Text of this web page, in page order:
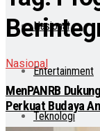
Nasional
Entertainment
Teknologi
Nasional
MenPANRB
Perkuat Budaya